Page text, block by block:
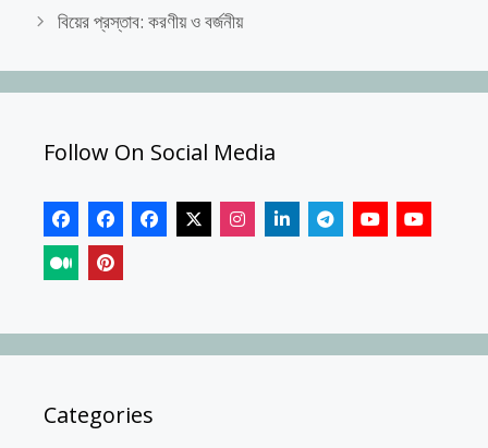
বিয়ের প্রস্তাব: করণীয় ও বর্জনীয়
Follow On Social Media
Categories